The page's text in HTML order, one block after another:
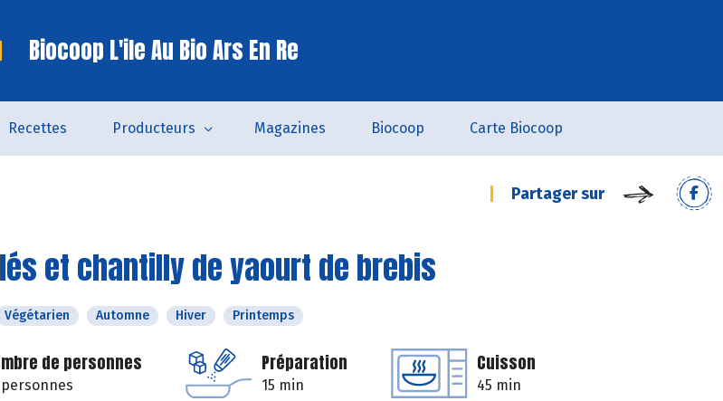
Biocoop L'ile Au Bio Ars En Re
Recettes Producteurs Magazines Biocoop Carte Biocoop
Partager sur
et chantilly de yaourt de brebis
Végétarien Automne Hiver Printemps
de personnes
personnes
Préparation
15 min
Cuisson
45 min